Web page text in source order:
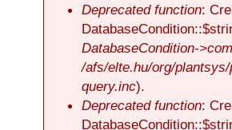
Deprecated function:
DatabaseCondition-
/afs/elte.hu/org/
query.inc).
Deprecated function: